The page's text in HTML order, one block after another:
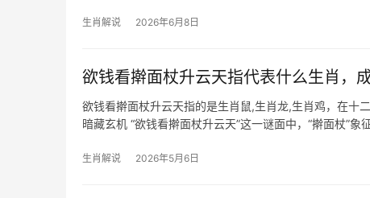
生肖解说 2026年6月8日
欲钱看擀面杖升云天指代表什么生肖，
欲钱看擀面杖升云天指的是生肖鼠,生肖龙,生肖鸡，在十
暗藏玄机 “欲钱看擀面杖升云天”这一谜面中，“擀面杖”
生肖解说 2026年5月6日